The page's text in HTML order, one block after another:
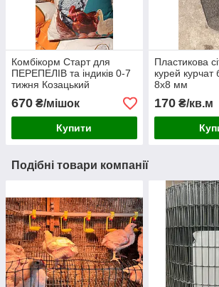
Комбікорм Старт для
ПЕРЕПЕЛІВ та індиків 0-7
тижня Козацький
670 ₴/мішок
Купити
Пластикова
курей курчат
8х8 мм
170₴/кв.м
Подібні товари компанії